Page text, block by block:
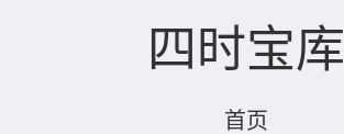
四时宝库
首页